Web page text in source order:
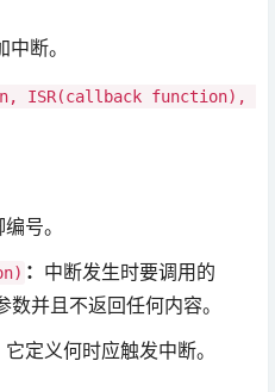
断。
ISR(callback function),
号。
： 中断发生时要调用的
并且不返回任何内容。
它定义何时应触发中断。